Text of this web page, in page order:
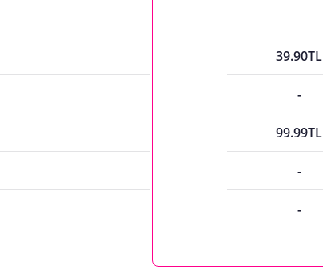
39.90TL
-
99.99TL
-
-